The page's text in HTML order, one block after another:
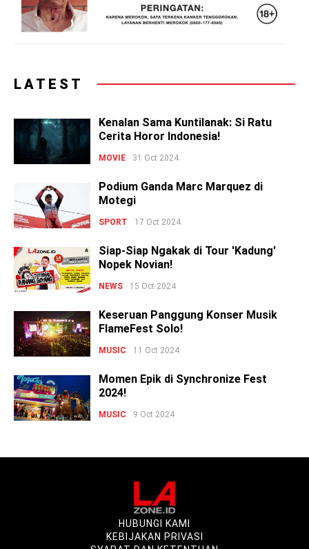
LATEST
Kenalan Sama Kuntilanak: Si Ratu
Cerita Horor Indonesia!
MOVIE 31 Oct 2024
Podium Ganda Marc Marquez di
Motegi
SPORT 17 Oct 2024
Siap-Siap Ngakak di Tour 'Kadung'
Nopek Novian!
NEWS 15 Oct 2024
Keseruan Panggung Konser Musik
FlameFest Solo!
MUSIC 11 Oct 2024
Momen Epik di Synchronize Fest
2024!
MUSIC 9 Oct 2024
HUBUNGI KAMI
KEBIJAKAN PRIVASI